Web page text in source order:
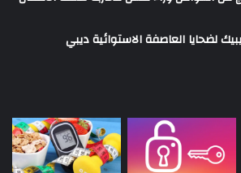
لضحايا العاصفة الاستوائية ديبي